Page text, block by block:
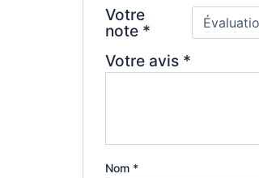
Votre
note *
Votre avis *
Nom *